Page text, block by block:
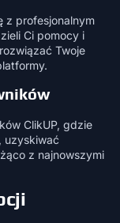
z profesjonalnym
Ci pomocy i
Twoje
ClikUP, gdzie
uzyskiwać
z najnowszymi